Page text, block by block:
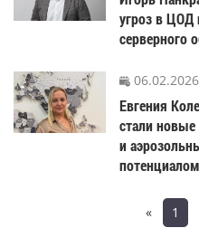
угроз в ЦОД
серверного
Евгения
стали
и
« 1